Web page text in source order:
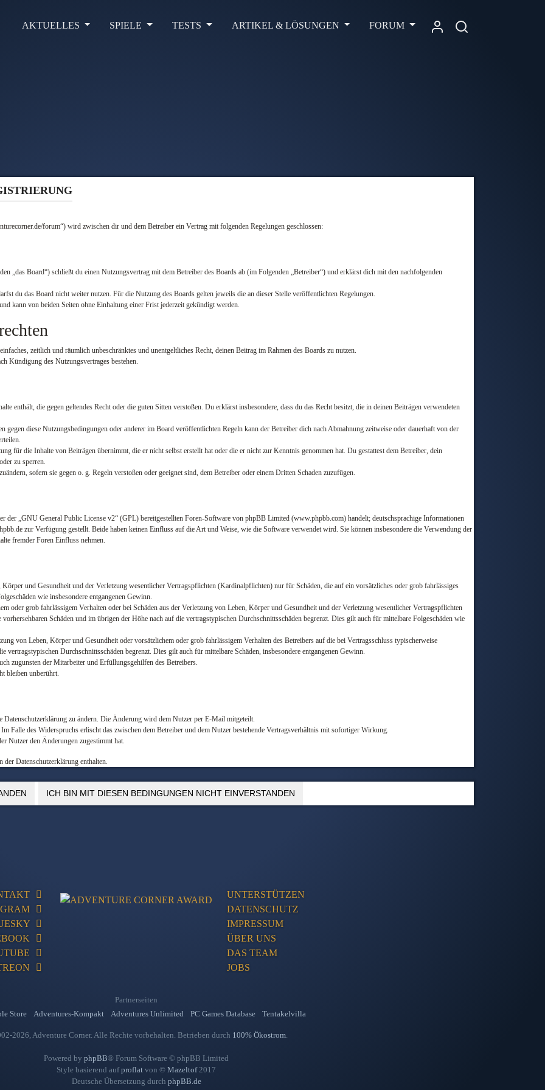
AKTUELLES SPIELE TESTS ARTIKEL & LÖSUNGEN FORUM
forum“) wird zwischen dir und dem Betreiber ein Vertrag mit folgenden Regelungen geschlossen:
„das Board“) schließt du einen Nutzungsvertrag mit dem Betreiber des Boards ab (im Folgenden „Betreiber“) und erklärst dich mit den nachfolgenden
du das Board nicht weiter nutzen. Für die Nutzung des Boards gelten jeweils die an dieser Stelle veröffentlichten Regelungen.
kann von beiden Seiten ohne Einhaltung einer Frist jederzeit gekündigt werden.
zeitlich und räumlich unbeschränktes und unentgeltliches Recht, deinen Beitrag im Rahmen des Boards zu nutzen.
Kündigung des Nutzungsvertrages bestehen.
enthält, die gegen geltendes Recht oder die guten Sitten verstoßen. Du erklärst insbesondere, dass du das Recht besitzt, die in deinen Beiträgen verwendeten
gegen diese Nutzungsbedingungen oder anderer im Board veröffentlichten Regeln kann der Betreiber dich nach Abmahnung zeitweise oder dauerhaft von der
für die Inhalte von Beiträgen übernimmt, die er nicht selbst erstellt hat oder die er nicht zur Kenntnis genommen hat. Du gestattest dem Betreiber, dein
zu sperren.
sofern sie gegen o. g. Regeln verstoßen oder geeignet sind, dem Betreiber oder einem Dritten Schaden zuzufügen.
der „ GNU General Public License v2“ (GPL) bereitgestellten Foren-Software von phpBB Limited (www.phpbb.com) handelt; deutschsprachige Informationen
zur Verfügung gestellt. Beide haben keinen Einfluss auf die Art und Weise, wie die Software verwendet wird. Sie können insbesondere die Verwendung der
fremder Foren Einfluss nehmen.
und Gesundheit und der Verletzung wesentlicher Vertragspflichten (Kardinalpflichten) nur für Schäden, die auf ein vorsätzliches oder grob fahrlässiges
wie insbesondere entgangenen Gewinn.
oder grob fahrlässigem Verhalten oder bei Schäden aus der Verletzung von Leben, Körper und Gesundheit und der Verletzung wesentlicher Vertragspflichten
Schäden und im übrigen der Höhe nach auf die vertragstypischen Durchschnittsschäden begrenzt. Dies gilt auch für mittelbare Folgeschäden wie
von Leben, Körper und Gesundheit oder vorsätzlichem oder grob fahrlässigem Verhalten des Betreibers auf die bei Vertragsschluss typischerweise
vertragstypischen Durchschnittsschäden begrenzt. Dies gilt auch für mittelbare Schäden, insbesondere entgangenen Gewinn.
zugunsten der Mitarbeiter und Erfüllungsgehilfen des Betreibers.
bleiben unberührt.
zu ändern. Die Änderung wird dem Nutzer per E-Mail mitgeteilt.
Falle des Widerspruchs erlischt das zwischen dem Betreiber und dem Nutzer bestehende Vertragsverhältnis mit sofortiger Wirkung.
Nutzer den Änderungen zugestimmt hat.
Datenschutzerklärung enthalten.
UNTERSTÜTZEN
DATENSCHUTZ
IMPRESSUM
ÜBER UNS
DAS TEAM
JOBS
Partnerseiten
Store
Adventures-Kompakt Adventures Unlimited PC Games Database Tentakelvilla
2026, Adventure Corner. Alle Rechte vorbehalten. Betrieben durch 100% Ökostrom.
Powered by phpBB® Forum Software © phpBB Limited
Style basierend aufproflat von © Mazeltof2017
Deutsche Übersetzung durch phpBB.de